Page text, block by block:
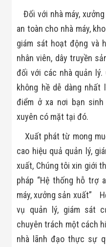
Đối với nhà máy,
an toàn cho nhà máy,
giám sát hoạt động và
nhân viên, dây truyền
đối với các nhà quản
không hề dễ dàng nhất
điểm ở xa nơi bạn
xuyên có mặt tại đó.
Xuất phát từ mong
cao hiệu quả quản lý,
xuất, Chúng tôi xin giới
pháp “Hệ thống hỗ trợ
máy, xưởng sản xuất”
vụ quản lý, giám sát
chuyên trách một cách
nhà lãnh đạo thực sự